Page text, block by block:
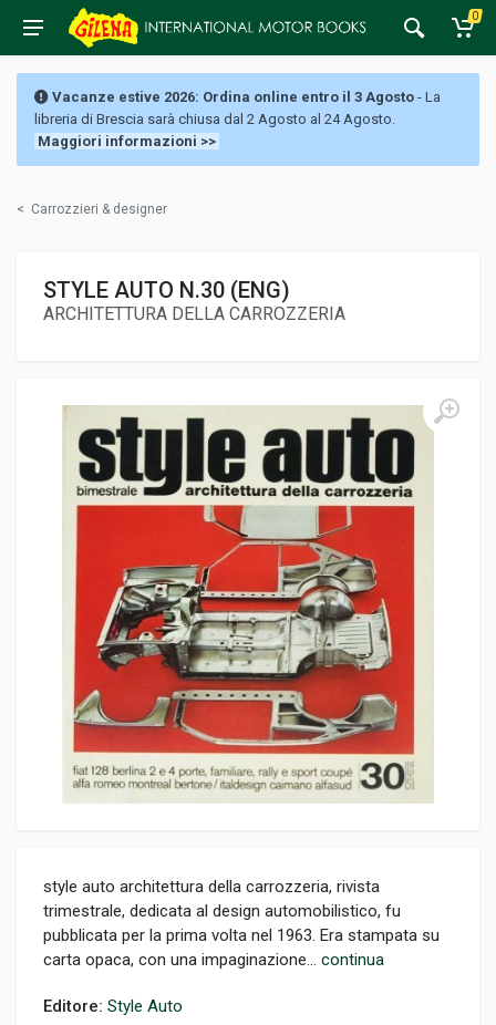
0
Vacanze estive 2026: Ordina online entro il 3 Agosto - La
libreria di Brescia sarà chiusa dal 2 Agosto al 24 Agosto.
Maggiori informazioni >>
< Carrozzieri & designer
STYLE AUTO N.30 (ENG)
ARCHITETTURA DELLA CARROZZERIA
style auto architettura della carrozzeria, rivista
trimestrale, dedicata al design automobilistico, fu
pubblicata per la prima volta nel 1963. Era stampata su
carta opaca, con una impaginazione... continua
Editore: Style Auto